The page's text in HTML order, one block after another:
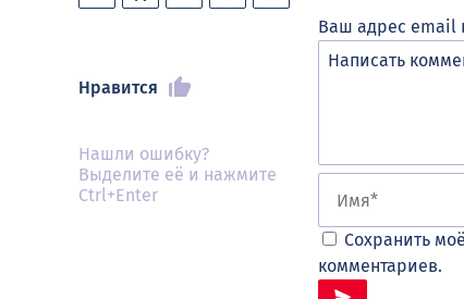
Нравится
Нашли ошибку?
Выделите её и нажмите
Ctrl+Enter
Ваш адрес email
Сохранить
комментариев.